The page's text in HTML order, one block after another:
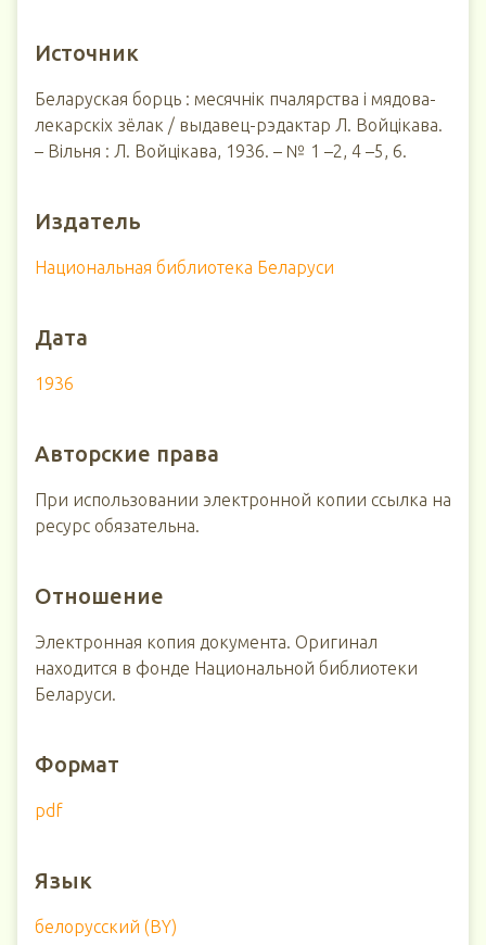
Источник
Беларуская борць : месячнік пчалярства і мядова-
лекарскіх зёлак / выдавец-рэдактар Л. Войцікава.
– Вільня : Л. Войцікава, 1936. – № 1 –2, 4 –5, 6.
Издатель
Национальная библиотека Беларуси
Дата
1936
Авторские права
При использовании электронной копии ссылка на
ресурс обязательна.
Отношение
Электронная копия документа. Оригинал
находится в фонде Национальной библиотеки
Беларуси.
Формат
pdf
Язык
белорусский (BY)